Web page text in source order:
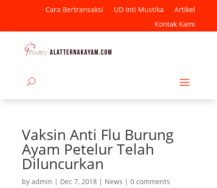
Cara Bertransaksi UD Inti Mustika
Artikel
Kontak Kami
Vaksin Anti Flu Burung
Ayam Petelur Telah
Diluncurkan
by admin | Dec 7, 2018| News | 0 comments